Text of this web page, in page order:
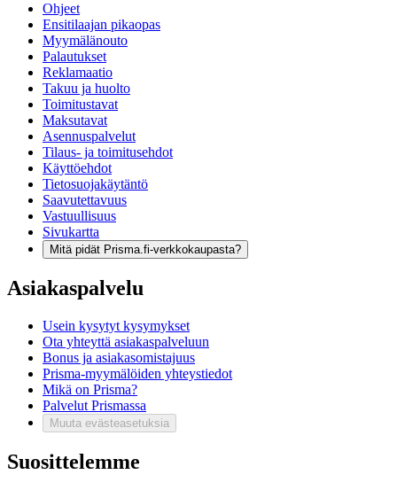
Ohjeet
Ensitilaajan pikaopas
Myymälänouto
Palautukset
Reklamaatio
Takuu ja huolto
Toimitustavat
Maksutavat
Asennuspalvelut
Tilaus- ja toimitusehdot
Käyttöehdot
Tietosuojakäytäntö
Saavutettavuus
Vastuullisuus
Sivukartta
Mitä pidät Prisma.fi-verkkokaupasta?
Asiakaspalvelu
Usein kysytyt kysymykset
Ota yhteyttä asiakaspalveluun
Bonus ja asiakasomistajuus
Prisma-myymälöiden yhteystiedot
Mikä on Prisma?
Palvelut Prismassa
Muuta evästeasetuksia
Suosittelemme